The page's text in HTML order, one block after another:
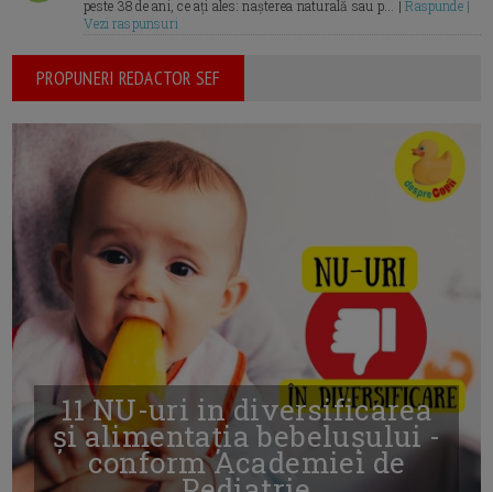
peste 38 de ani, ce ați ales: nașterea naturală sau p... |Raspunde |
Vezi raspunsuri
PROPUNERI REDACTOR SEF
11 NU-uri in diversificarea
și alimentația bebelușului -
conform Academiei de